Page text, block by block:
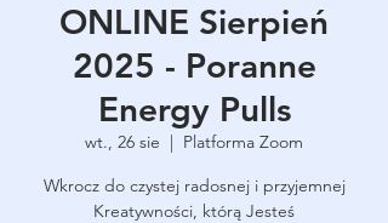
ONLINE Sierpień
2025 - Poranne
Energy Pulls
wt., 26 sie
  |
Platforma Zoom
Wkrocz do czystej radosnej i przyjemnej
Kreatywności, którą Jesteś